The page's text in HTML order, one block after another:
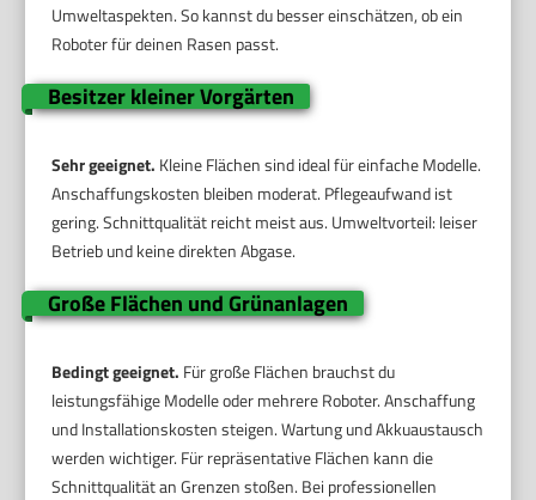
Umweltaspekten. So kannst du besser einschätzen, ob ein
Roboter für deinen Rasen passt.
Besitzer kleiner Vorgärten
Sehr geeignet. Kleine Flächen sind ideal für einfache Modelle.
Anschaffungskosten bleiben moderat. Pflegeaufwand ist
gering. Schnittqualität reicht meist aus. Umweltvorteil: leiser
Betrieb und keine direkten Abgase.
Große Flächen und Grünanlagen
Bedingt geeignet. Für große Flächen brauchst du
leistungsfähige Modelle oder mehrere Roboter. Anschaffung
und Installationskosten steigen. Wartung und Akkuaustausch
werden wichtiger. Für repräsentative Flächen kann die
Schnittqualität an Grenzen stoßen. Bei professionellen